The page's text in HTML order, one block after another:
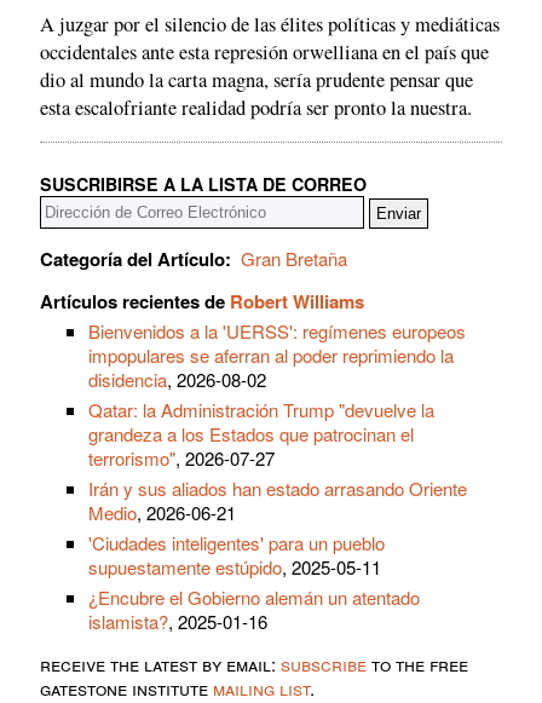
A juzgar por el silencio de las élites políticas y mediáticas
occidentales ante esta represión orwelliana en el país que
dio al mundo la carta magna, sería prudente pensar que
esta escalofriante realidad podría ser pronto la nuestra.
SUSCRIBIRSE A LA LISTA DE CORREO
Categoría del Artículo: Gran Bretaña
Artículos recientes de Robert Williams
Bienvenidos a la 'UERSS': regímenes europeos
impopulares se aferran al poder reprimiendo la
disidencia, 2026-08-02
Qatar: la Administración Trump "devuelve la
grandeza a los Estados que patrocinan el
terrorismo", 2026-07-27
Irán y sus aliados han estado arrasando Oriente
Medio, 2026-06-21
'Ciudades inteligentes' para un pueblo
supuestamente estúpido, 2025-05-11
¿Encubre el Gobierno alemán un atentado
islamista?, 2025-01-16
receive the latest by email: subscribeto the free
gatestone institute mailing list.